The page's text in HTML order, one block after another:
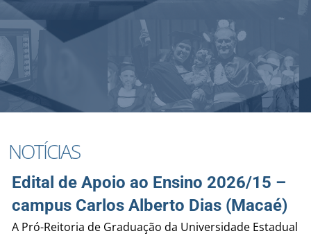
NOTÍCIAS
Edital de Apoio ao Ensino 2026/15 –
campus Carlos Alberto Dias (Macaé)
A Pró-Reitoria de Graduação da Universidade Estadual